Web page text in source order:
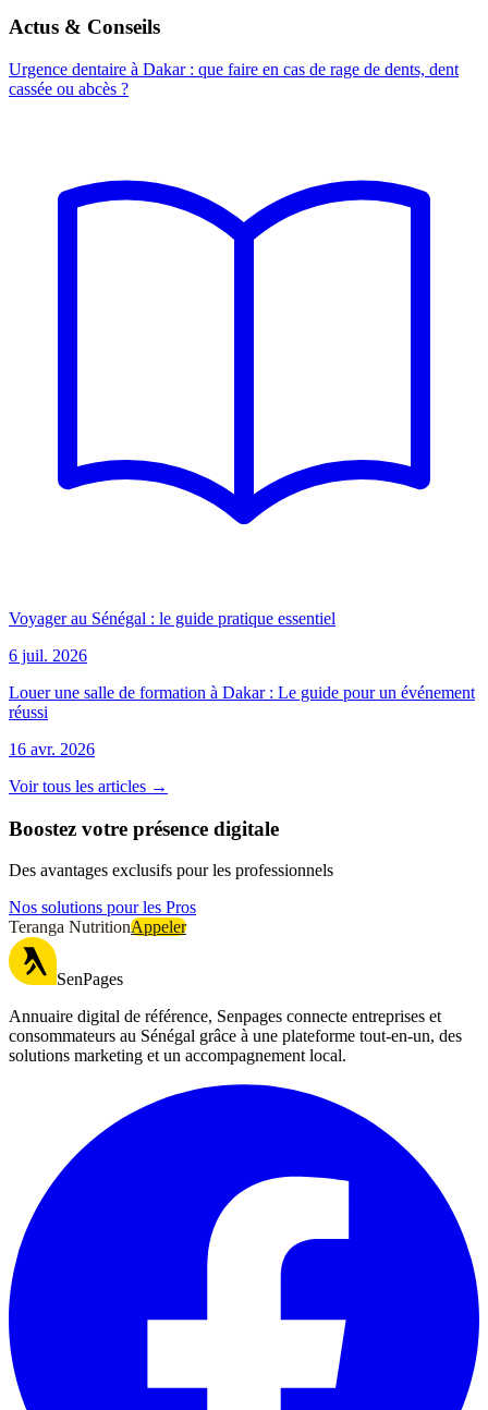
Actus & Conseils
Urgence dentaire à Dakar : que faire en cas de rage de dents, dent
cassée ou abcès ?
Voyager au Sénégal : le guide pratique essentiel
6 juil. 2026
Louer une salle de formation à Dakar : Le guide pour un événement
réussi
16 avr. 2026
Voir tous les articles →
Boostez votre présence digitale
Des avantages exclusifs pour les professionnels
Nos solutions pour les Pros
Teranga NutritionAppeler
SenPages
Annuaire digital de référence, Senpages connecte entreprises et
consommateurs au Sénégal grâce à une plateforme tout-en-un, des
solutions marketing et un accompagnement local.